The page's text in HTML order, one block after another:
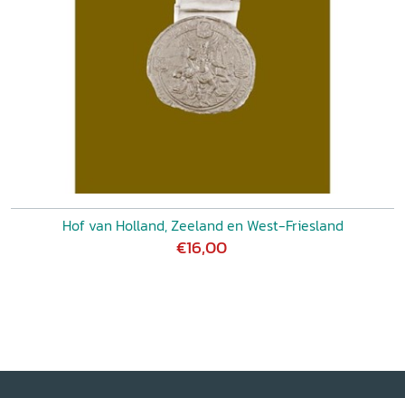
Hof van Holland, Zeeland en West-Friesland
€16,00